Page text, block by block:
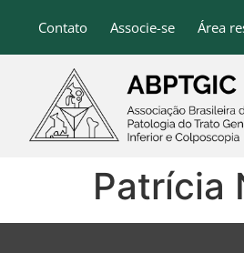
conteúdo
Contato Associe-se Área
Patrícia